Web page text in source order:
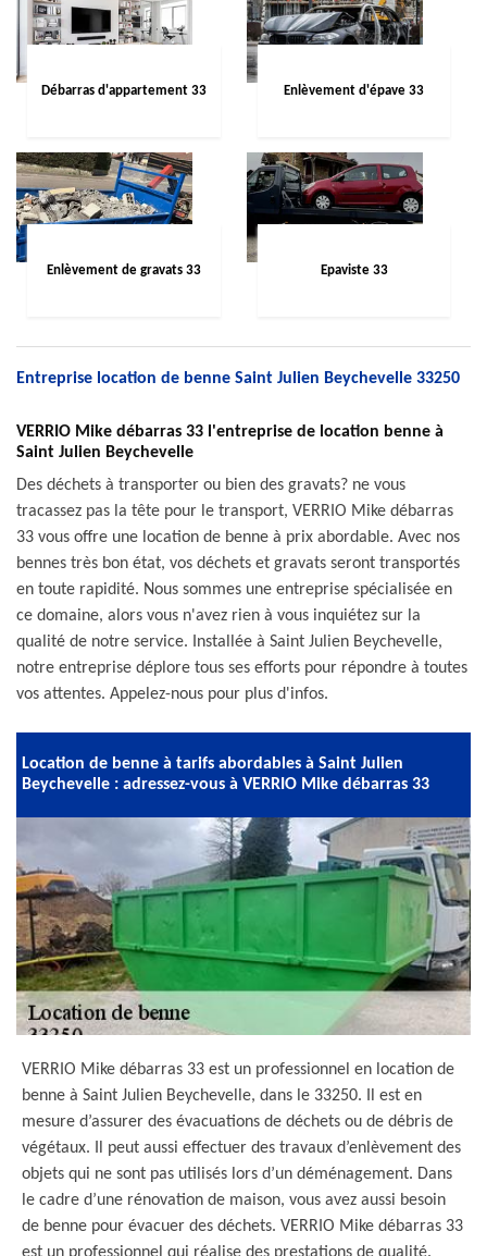
Débarras d'appartement 33 Enlèvement d'épave 33
Enlèvement de gravats 33 Epaviste 33
Entreprise location de benne Saint Julien Beychevelle 33250
VERRIO Mike débarras 33 l'entreprise de location benne à
Saint Julien Beychevelle
Des déchets à transporter ou bien des gravats? ne vous
tracassez pas la tête pour le transport, VERRIO Mike débarras
33 vous offre une location de benne à prix abordable. Avec nos
bennes très bon état, vos déchets et gravats seront transportés
en toute rapidité. Nous sommes une entreprise spécialisée en
ce domaine, alors vous n'avez rien à vous inquiétez sur la
qualité de notre service. Installée à Saint Julien Beychevelle,
notre entreprise déplore tous ses efforts pour répondre à toutes
vos attentes. Appelez-nous pour plus d'infos.
Location de benne à tarifs abordables à Saint Julien
Beychevelle : adressez-vous à VERRIO Mike débarras 33
VERRIO Mike débarras 33 est un professionnel en location de
benne à Saint Julien Beychevelle, dans le 33250. Il est en
mesure d’assurer des évacuations de déchets ou de débris de
végétaux. Il peut aussi effectuer des travaux d’enlèvement des
objets qui ne sont pas utilisés lors d’un déménagement. Dans
le cadre d’une rénovation de maison, vous avez aussi besoin
de benne pour évacuer des déchets. VERRIO Mike débarras 33